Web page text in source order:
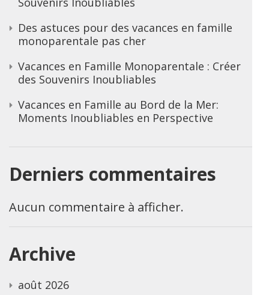
Des astuces pour des vacances en famille
monoparentale pas cher
Vacances en Famille Monoparentale : Créer
des Souvenirs Inoubliables
Vacances en Famille au Bord de la Mer:
Moments Inoubliables en Perspective
Derniers commentaires
Aucun commentaire à afficher.
Archive
août 2026